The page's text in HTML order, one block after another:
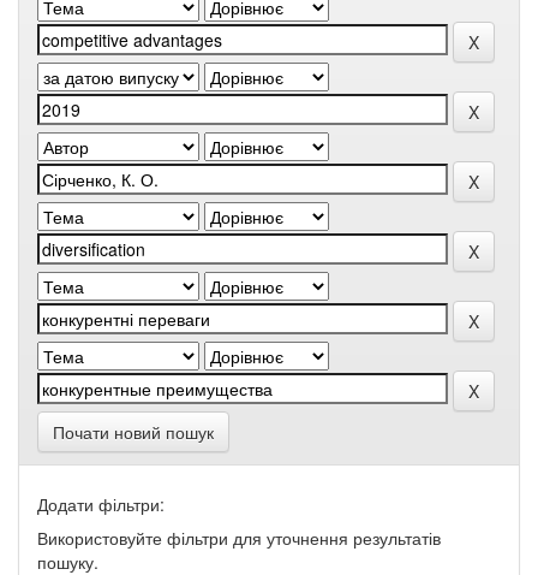
Почати новий пошук
Додати фільтри:
Використовуйте фільтри для уточнення результатів
пошуку.